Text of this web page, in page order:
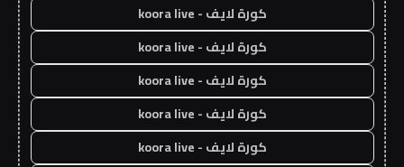
كورة لايف - koora live
كورة لايف - koora live
كورة لايف - koora live
كورة لايف - koora live
كورة لايف - koora live